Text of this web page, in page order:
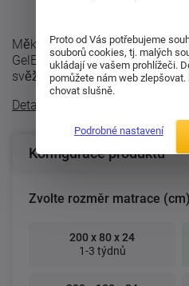
Měkký komfort s technologií
GelEffect příjemně odlehčuje
svěžejší klima během spánku
Detailní popis
Konfigurace produktu
Zvolte rozměr matrace
200 x 80 x 24
1-3 týdnů
Proto od Vás potřebujeme
souborů cookies, tj. malých
ukládají ve vašem prohlížeči.
pomůžete nám web
chovat slušně.
Podrobné nastavení